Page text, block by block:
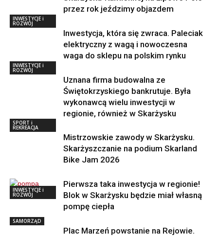
przez rok jeździmy objazdem
INWESTYCJE i
ROZWÓJ
Inwestycja, która się zwraca. Paleciak
elektryczny z wagą i nowoczesna
waga do sklepu na polskim rynku
INWESTYCJE i
ROZWÓJ
Uznana firma budowalna ze
Świętokrzyskiego bankrutuje. Była
wykonawcą wielu inwestycji w
regionie, również w Skarżysku
SPORT i
REKREACJA
Mistrzowskie zawody w Skarżysku.
Skarżyszczanie na podium Skarland
Bike Jam 2026
INWESTYCJE i
ROZWÓJ
Pierwsza taka inwestycja w regionie!
Blok w Skarżysku będzie miał własną
pompę ciepła
SAMORZĄD
Plac Marzeń powstanie na Rejowie.